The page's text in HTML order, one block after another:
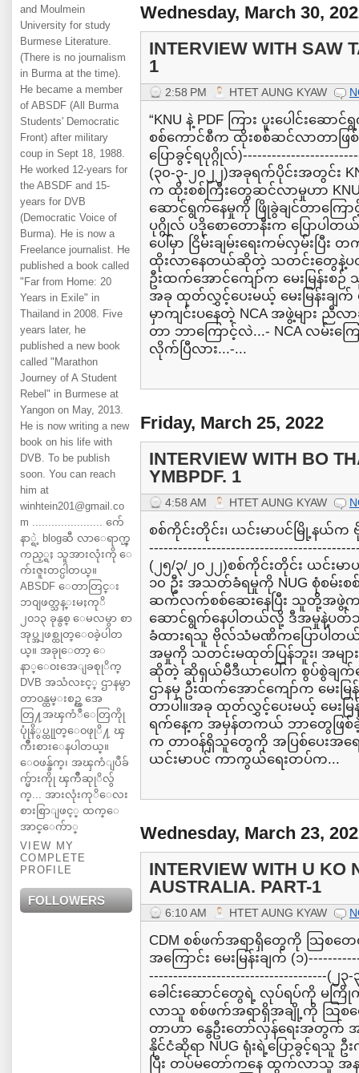
and Moulmein
University for study
Burmese Literature.
(There is no journalism
in Burma at the time).
He became a member
of ABSDF (All Burma
Students' Democratic
Front) after military
coup in Sept 18, 1988.
He worked 12-years for
the ABSDF and 15-
years for DVB
(Democratic Voice of
Burma). He is now a
Freelance journalist. He
published a book called
"Far from Home: 20
Years in Exile" in
Thailand in 2008. Five
years later, he
published a new book
called "Marathon
Journey of A Student
Rebel" in Burmese at
Yangon on May, 2013.
He is now writing a new
book on his life with
DVB. To be publish
soon. You can reach
him at
winhtein201@gmail.co
m ...................... က်ေ
နာ္ရဲ့ blogဆီ လာေရာက္ၾ
ကည့္ရႈ သူအားလုံးကို ေ
က်းဇူးတင္ပါတယ္။
ABSDF ေတာတြင္း
ဘ၀ျဖတ္သန္းမႈကုိ
၂၀၁၃ ခုနွစ္ ေမလမွာ စာ
အုပ္အျဖစ္ထုတ္ေ၀ခဲ့ပါတ
ယ္။ အခုုေတာ့ ေ
နာ္ေ၀းအေျခစုုိက္
DVB အသံလႊင့္ ဌာနမွာ
တာ၀န္ထမ္းစဥ္က အေ
တြ႔အၾကံဳေတြကိုု
ပုုံနိွပ္ထုုတ္ေ၀ဖုုိ႔ ၾ
ကိဳးစားေနပါတယ္။
ေ၀ဖန္ခ်က္၊ အၾကံျပဳခ်
က္မ်ားကိုု ၾကိဳဆုုိလ်ွ
က္... အားလုံးကုိေလး
စားစြာျဖင့္ ထက္ေ
အာင္ေက်ာ္
VIEW MY
COMPLETE
PROFILE
FOLLOWERS
Wednesday, March 30,
INTERVIEW WITH SAW
1
2:58 PM HTET AUNG KYAW
“KNU နဲ့ PDF ကြား ပူးပေါင်းဆ
စစ်ကောင်စီက ထိုးစစ်ဆင်လာတာဖြစ်
ပြောခွင့်ရပုဂ္ဂိုလ်
(၃၀-၃-၂၀၂၂)အခုရက်ပိုင်းအတွင်း
က ထိုးစစ်ကြီးတွေဆင်လာမှုဟာ KNU နဲ့
ဆောင်ရွက်နေမှုကို ဖြိုခွဲချင်တာကြော
ပုဂ္ဂိုလ် ပဒိုစောတောနီးက ပြောပါ
ပေါ်မှာ ငြိမ်းချမ်းရေးကမ်လှမ်းပြီး
ထိုးလာနေတယ်ဆိုတဲ့ သတင်းတွေနဲ့ပတ်
ဦးထက်အောင်ကျော်က မေးမြန်းစဉ်
အခု ထုတ်လွှင့်ပေးမယ့် မေးမြန်းချက်
မှာကျင်းပနေတဲ့ NCA အဖွဲ့များ ညီ
တာ ဘာကြောင့်လဲ...- NCA လမ်းကြ
လိုက်ပြီလား...-...
Friday, March 25, 2022
INTERVIEW WITH BO
YMBPDF. 1
4:58 AM HTET AUNG KYAW
စစ်ကိုင်းတိုင်း၊ ယင်းမာပင်မြို့နယ်က
(၂၅/၃/၂၀၂၂)စစ်ကိုင်းတိုင်း ယင်းမ
၁၀ ဦး အသတ်ခံရမှုကို NUG စုံစမ်း
ဆက်လက်စစ်ဆေးနေပြီး သူတို့အဖွဲ့က
ဆောင်ရွက်နေပါတယ်လို့ ဒီအမှုနဲ့ပတ်
ခံထားရသူ ဗိုလ်သံမဏိကပြောပါတယ်
အမှုကို သတင်းမထုတ်ပြန်ဘူး၊ အမျ
ဆိုတဲ့ ဆိုရှယ်မီဒီယာပေါ်က စွပ်စွဲချက်
ဌာနမှ ဦးထက်အောင်ကျော်က မေးမ
တာပါ။အခု ထုတ်လွှင့်ပေးမယ့် မေးမ
ရက်နေ့က အမှန်တကယ် ဘာတွေဖြစ်ခဲ့တ
က တာဝန်ရှိသူတွေကို အပြစ်ပေးအရ
ယင်းမာပင် ကာကွယ်ရေးတပ်က...
Wednesday, March 23,
INTERVIEW WITH U KO
AUSTRALIA. PART-1
6:10 AM HTET AUNG KYAW
CDM စစ်ဖက်အရာရှိတွေကို သြစတ
အကြောင်း မေးမြန်းချက် (၁
-------------------------------------(၂
ခေါင်းဆောင်တွေရဲ့ လုပ်ရပ်ကို မ
လာသူ စစ်ဖက်အရာရှိအချို့ကို သြစ
တာဟာ နွေဦးတော်လှန်ရေးအတွက်
နိုင်ငံဆိုရာ NUG ရုံးရဲ့ပြောခွင့်ရသူ
ပြီး တပ်မတော်ကနေ ထွက်လာသူ အ